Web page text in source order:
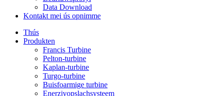
Data Download
Kontakt mei ús opnimme
Thús
Produkten
Francis Turbine
Pelton-turbine
Kaplan-turbine
Turgo-turbine
Buisfoarmige turbine
Enerzjyopslachsysteem